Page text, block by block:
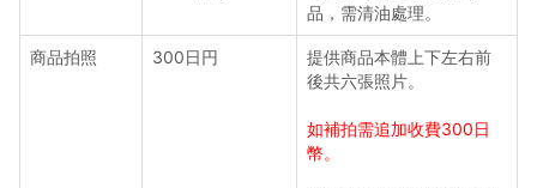
品，需清油處理。
商品拍照 300日円
提供商品本體上下左右前
後共六張照片。
如補拍需追加收費300日
幣。